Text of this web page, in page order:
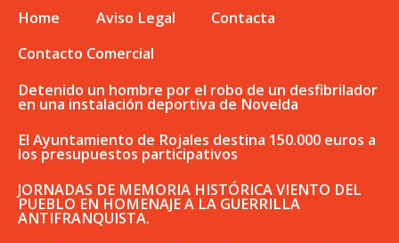
Home Aviso Legal
Contacta
Contacto Comercial
Detenido un hombre por el robo de un desfibrilador
en una instalación deportiva de Novelda
El Ayuntamiento de Rojales destina 150.000 euros a
los presupuestos participativos
JORNADAS DE MEMORIA HISTÓRICA VIENTO DEL
PUEBLO EN HOMENAJE A LA GUERRILLA
ANTIFRANQUISTA.